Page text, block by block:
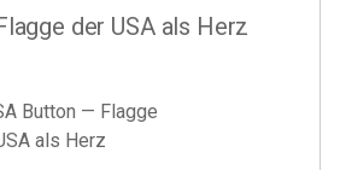
der USA als Herz